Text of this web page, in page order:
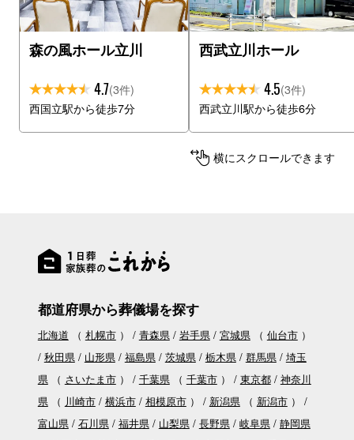
森の風ホール立川
4.7(3件)
西国立駅から徒歩7分
西武立川ホール
4.5(3件)
西武立川駅から徒歩6分
横にスクロールできます
都道府県から葬儀場を探す
北海道 （ 札幌市） 青森県 岩手県 宮城県（ 仙台市）
秋田県
山形県 福島県 茨城県 栃木県 群馬県
埼玉
県（ さいたま市） 千葉県（ 千葉市） 東京都
神奈川
県（ 川崎市 横浜市 相模原市） 新潟県（ 新潟市）
富山県
石川県 福井県 山梨県 長野県 岐阜県
静岡県